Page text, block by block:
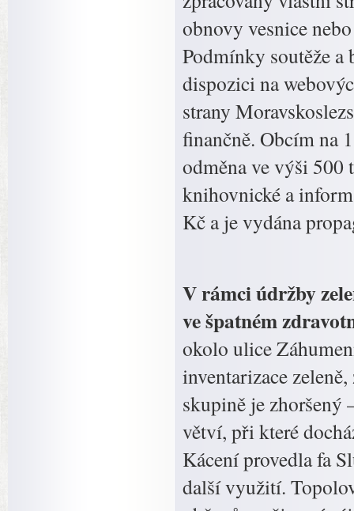
obnovy vesnice
Podmínky soutěže
dispozici na
strany
finančně. Obcím na
odměna ve výši 500
knihovnické a
Kč a je vydána
V rámci údržby
ve špatném
okolo ulice
inventarizace
skupině je zhoršený
větví, při které
Kácení provedla fa
další využití.